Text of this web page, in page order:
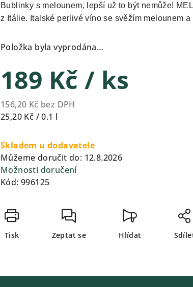
5
Bublinky s melounem, lepší už to být nemůže!
z Itálie. Italské perlivé víno se svěžím melounem a
Položka byla vyprodána…
189 Kč / ks
156,20 Kč bez DPH
Měrná
25,20 Kč / 0.1 l
Skladem u dodavatele
Můžeme doručit do: 12.8.2026
Možnosti doručení
Kód: 996125
Tisk Zeptat se Hlídat